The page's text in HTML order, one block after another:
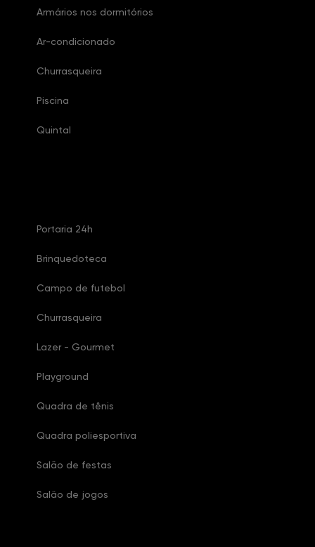
Armários nos dormitórios
Ar-condicionado
Churrasqueira
Piscina
Quintal
Portaria 24h
Brinquedoteca
Campo de futebol
Churrasqueira
Lazer - Gourmet
Playground
Quadra de tênis
Quadra poliesportiva
Salão de festas
Salão de jogos